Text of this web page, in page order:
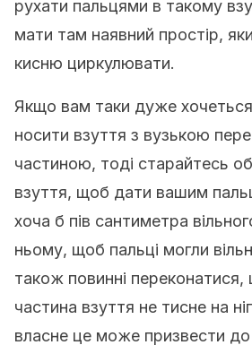
рухати пальцями в такому
мати там наявний простір,
кисню циркулювати.
Якщо вам таки дуже
носити взуття з вузькою
частиною, тоді старайтесь
взуття, щоб дати вашим
хоча б пів сантиметра
ньому, щоб пальці могли
також повинні
частина взуття не тисне на
власне це може призвести до